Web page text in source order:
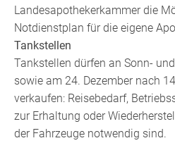
Landesapothekerkammer die
Notdienstplan für die eigene
Tankstellen
Tankstellen dürfen an Sonn-
sowie am 24. Dezember nach
verkaufen: Reisebedarf,
zur Erhaltung oder
der Fahrzeuge notwendig sind.